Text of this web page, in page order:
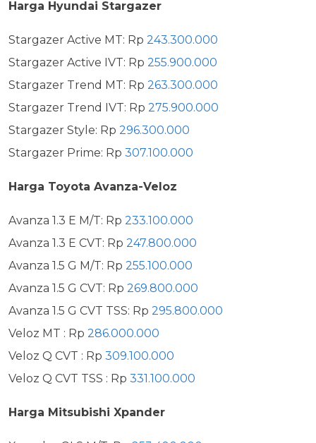
Harga Hyundai Stargazer
Stargazer Active MT: Rp 243.300.000
Stargazer Active IVT: Rp 255.900.000
Stargazer Trend MT: Rp 263.300.000
Stargazer Trend IVT: Rp 275.900.000
Stargazer Style: Rp 296.300.000
Stargazer Prime: Rp 307.100.000
Harga Toyota Avanza-Veloz
Avanza 1.3 E M/T: Rp 233.100.000
Avanza 1.3 E CVT: Rp 247.800.000
Avanza 1.5 G M/T: Rp 255.100.000
Avanza 1.5 G CVT: Rp 269.800.000
Avanza 1.5 G CVT TSS: Rp 295.800.000
Veloz MT : Rp 286.000.000
Veloz Q CVT : Rp 309.100.000
Veloz Q CVT TSS : Rp 331.100.000
Harga Mitsubishi Xpander